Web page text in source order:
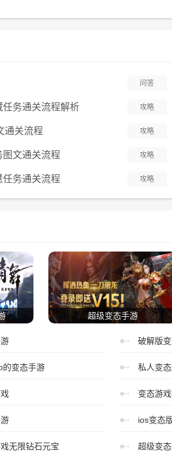
问答
务通关流程解析 攻略
通关流程 攻略
文通关流程 攻略
务通关流程 攻略
超级变态手游
破解版
的变态手游 私人变
变态游
ios变态
无限钻石元宝 超级变